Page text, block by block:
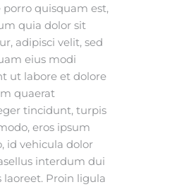
quisquam est,
quia dolor sit
adipisci velit, sed
eius modi
ut labore et dolore
quaerat
tincidunt, turpis
eros ipsum
id vehicula dolor
interdum dui
laoreet. Proin ligula